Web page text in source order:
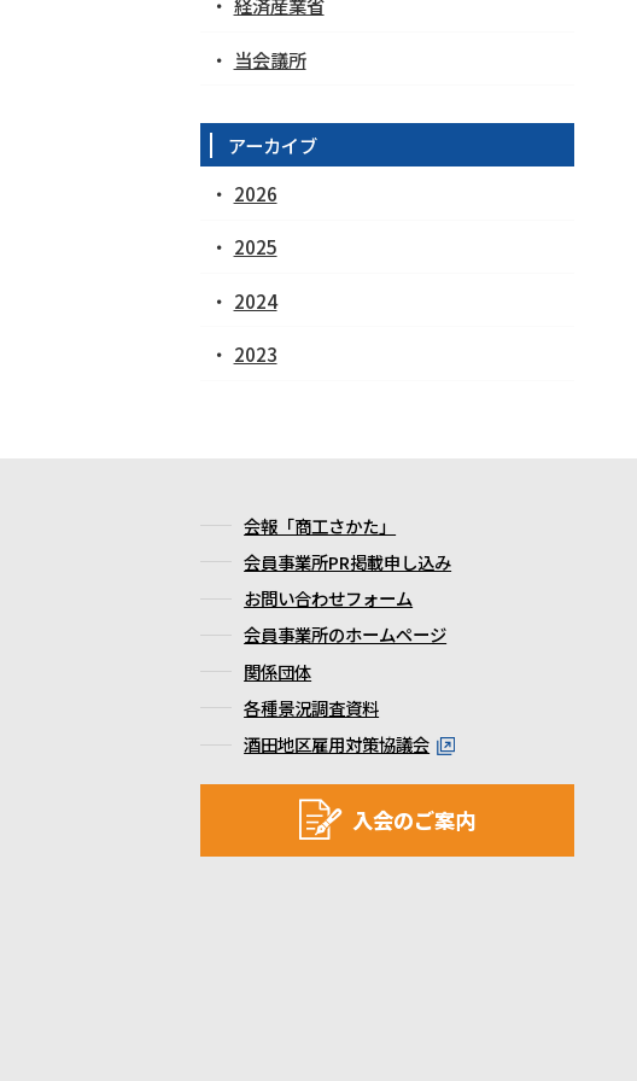
当会議所
アーカイブ
2026
2025
2024
2023
会報「商工さかた」
会員事業所PR掲載申し込み
お問い合わせフォーム
会員事業所のホームページ
関係団体
各種景況調査資料
酒田地区雇用対策協議会
入会のご案内